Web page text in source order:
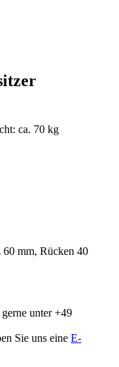
ca. 70 kg
60 mm, Rücken 40
unter +49
Sie uns eine E-